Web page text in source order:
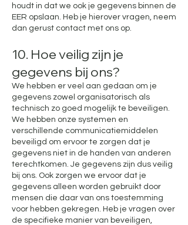
houdt in dat we ook je gegevens binnen de
EER opslaan. Heb je hierover vragen, neem
dan gerust contact met ons op.
10. Hoe veilig zijn je
gegevens bij ons?
We hebben er veel aan gedaan om je
gegevens zowel organisatorisch als
technisch zo goed mogelijk te beveiligen.
We hebben onze systemen en
verschillende communicatiemiddelen
beveiligd om ervoor te zorgen dat je
gegevens niet in de handen van anderen
terechtkomen. Je gegevens zijn dus veilig
bij ons. Ook zorgen we ervoor dat je
gegevens alleen worden gebruikt door
mensen die daar van ons toestemming
voor hebben gekregen. Heb je vragen over
de specifieke manier van beveiligen,